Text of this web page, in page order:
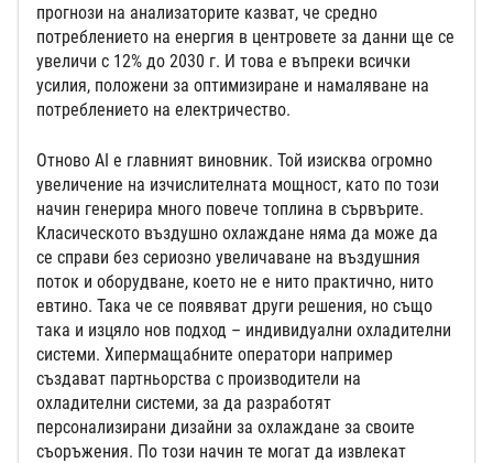
прогнози на анализаторите казват, че средно
потреблението на енергия в центровете за данни ще се
увеличи с 12% до 2030 г. И това е въпреки всички
усилия, положени за оптимизиране и намаляване на
потреблението на електричество.
Отново AI е главният виновник. Той изисква огромно
увеличение на изчислителната мощност, като по този
начин генерира много повече топлина в сървърите.
Класическото въздушно охлаждане няма да може да
се справи без сериозно увеличаване на въздушния
поток и оборудване, което не е нито практично, нито
евтино. Така че се появяват други решения, но също
така и изцяло нов подход – индивидуални охладителни
системи. Хипермащабните оператори например
създават партньорства с производители на
охладителни системи, за да разработят
персонализирани дизайни за охлаждане за своите
съоръжения. По този начин те могат да извлекат